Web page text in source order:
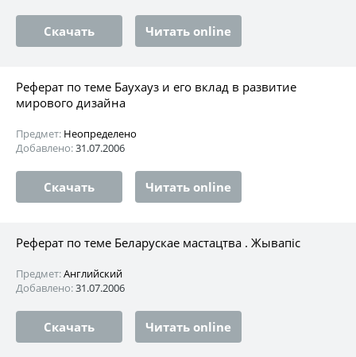
Скачать Читать online
Реферат по теме Баухауз и его вклад в развитие
мирового дизайна
Предмет: Неопределено
Добавлено:31.07.2006
Скачать Читать online
Реферат по теме Беларускае мастацтва . Жывапic
Предмет:Английский
Добавлено:31.07.2006
Скачать Читать online